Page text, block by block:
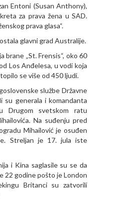
Entoni (Susan Anthony),
za prava žena u SAD.
prava glasa“.
glavni grad Australije.
brane „St. Frensis“, oko 60
Los Anđelesa, u vodi koja
se više od 450 ljudi.
službe Državne
su generala i komandanta
Drugom svetskom ratu
Na suđenju pred
Mihailović je osuđen
Streljan je 17. jula iste
i Kina saglasile su se da
22 godine pošto je London
Britanci su zatvorili